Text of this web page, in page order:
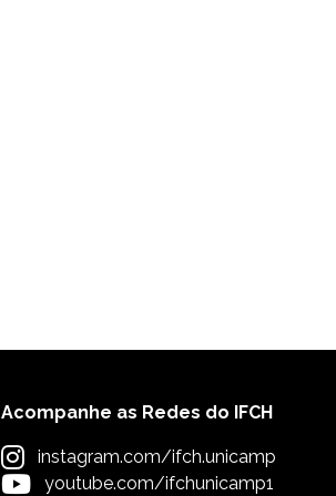
Acompanhe as Redes do IFCH
instagram.com/ifch.unicamp
youtube.com/ifchunicamp1